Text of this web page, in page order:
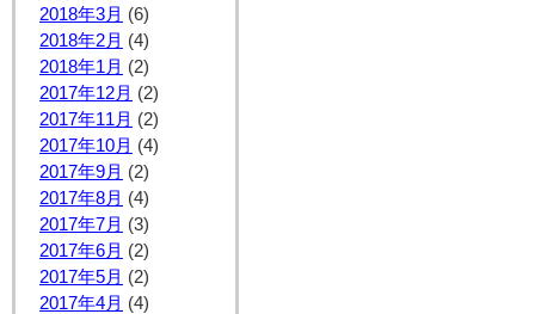
2018年3月 (6)
2018年2月 (4)
2018年1月 (2)
2017年12月 (2)
2017年11月 (2)
2017年10月 (4)
2017年9月 (2)
2017年8月 (4)
2017年7月 (3)
2017年6月 (2)
2017年5月 (2)
2017年4月 (4)